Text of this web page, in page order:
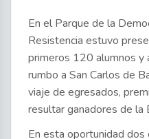
En el Parque de la
Resistencia estuvo
primeros 120 alumnos y
rumbo a San Carlos de
viaje de egresados,
resultar ganadores de la
En esta oportunidad